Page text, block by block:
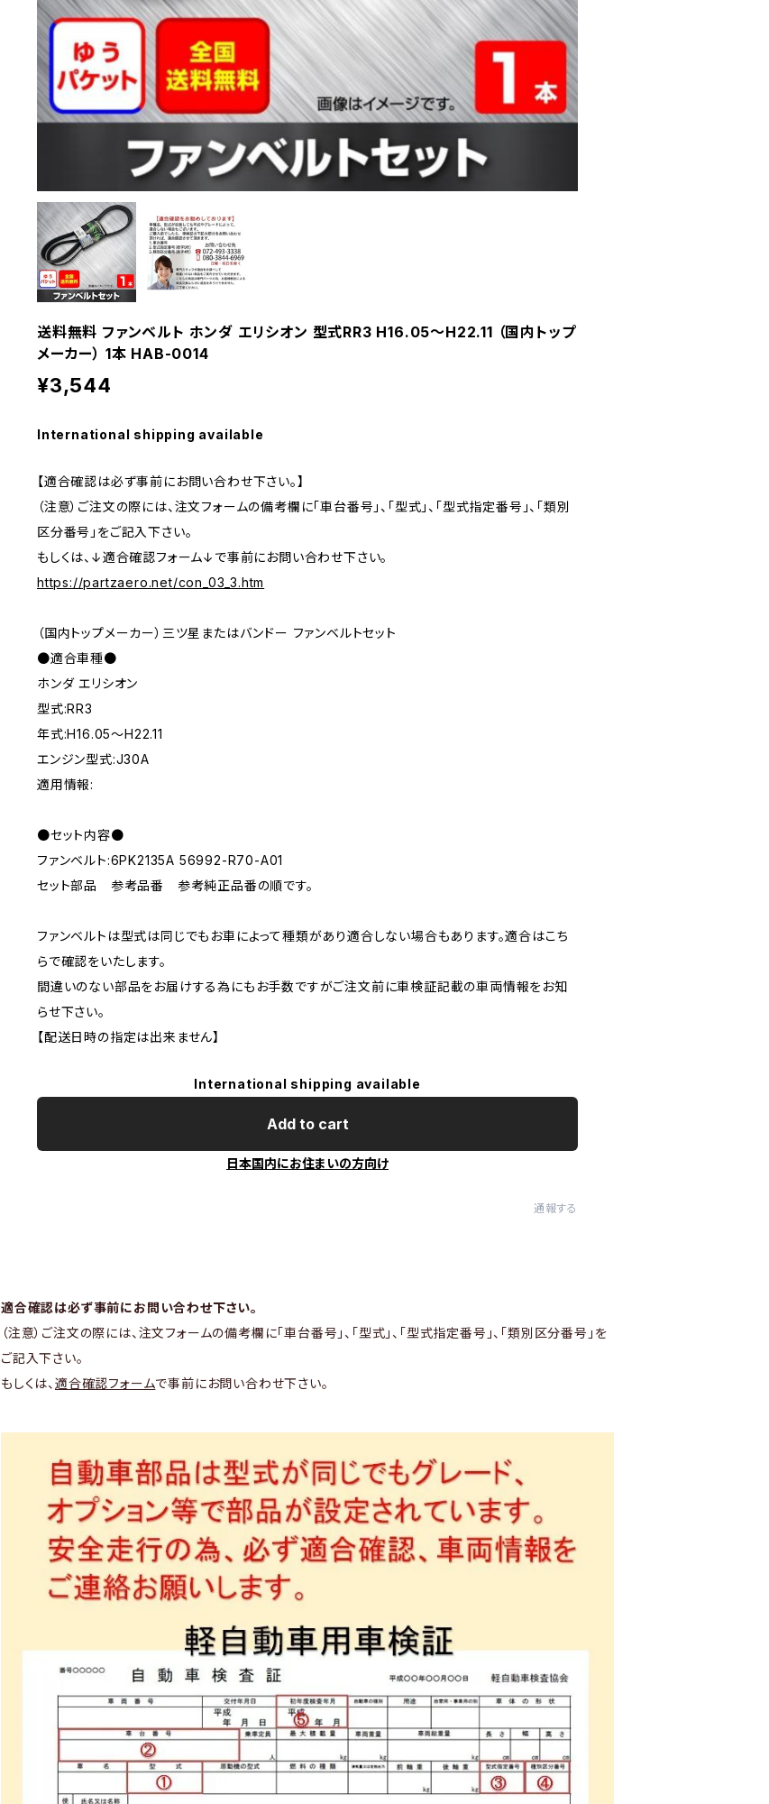
送料無料 ファンベルト ホンダ エリシオン 型式RR3 H16.05～H22.11 （国内トップ
メーカー） 1本 HAB-0014
¥3,544
International shipping available
【適合確認は必ず事前にお問い合わせ下さい。】
（注意）ご注文の際には、注文フォームの備考欄に「車台番号」、「型式」、「型式指定番号」、「類別
区分番号」をご記入下さい。
もしくは、↓適合確認フォーム↓で事前にお問い合わせ下さい。
https://partzaero.net/con_03_3.htm
（国内トップメーカー）三ツ星またはバンドー ファンベルトセット
●適合車種●
ホンダ エリシオン
型式:RR3
年式:H16.05～H22.11
エンジン型式:J30A
適用情報:
●セット内容●
ファンベルト:6PK2135A 56992-R70-A01
セット部品 参考品番 参考純正品番の順です。
ファンベルトは型式は同じでもお車によって種類があり適合しない場合もあります。適合はこち
らで確認をいたします。
間違いのない部品をお届けする為にもお手数ですがご注文前に車検証記載の車両情報をお知
らせ下さい。
【配送日時の指定は出来ません】
International shipping available
Add to cart
日本国内にお住まいの方向け
通報する
適合確認は必ず事前にお問い合わせ下さい。
（注意）ご注文の際には、注文フォームの備考欄に「車台番号」、「型式」、「型式指定番号」、「類別区分番号」を
ご記入下さい。
もしくは、 適合確認フォームで事前にお問い合わせ下さい。